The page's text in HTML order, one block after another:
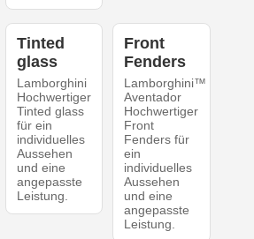
Tinted
glass
Lamborghini
Hochwertiger
Tinted glass
für ein
individuelles
Aussehen
und eine
angepasste
Leistung.
Front
Fenders
Lamborghini™
Aventador
Hochwertiger
Front
Fenders für
ein
individuelles
Aussehen
und eine
angepasste
Leistung.